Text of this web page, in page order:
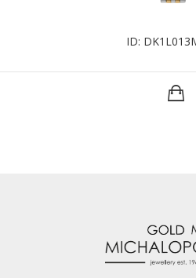
ID: